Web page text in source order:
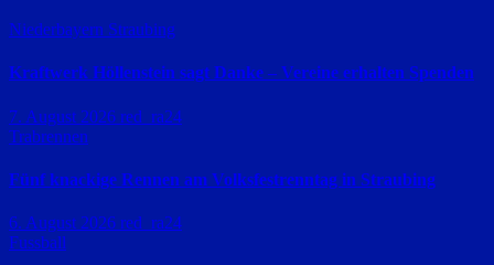
Niederbayern Straubing
Kraftwerk Höllenstein sagt Danke – Vereine erhalten Spenden
7. August 2026 red_ra24
Trabrennen
Fünf knackige Rennen am Volksfestrenntag in Straubing
6. August 2026 red_ra24
Fussball